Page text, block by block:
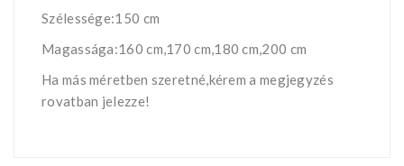
Szélessége:150 cm
Magassága:160 cm,170 cm,180 cm,200 cm
Ha más méretben szeretné,kérem a megjegyzés
rovatban jelezze!